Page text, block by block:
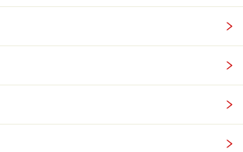
に定評があり、非常にハイレベル。で
メするのは、4,200円の京弁当。
当は、芸術的な美しさすら伴ってい